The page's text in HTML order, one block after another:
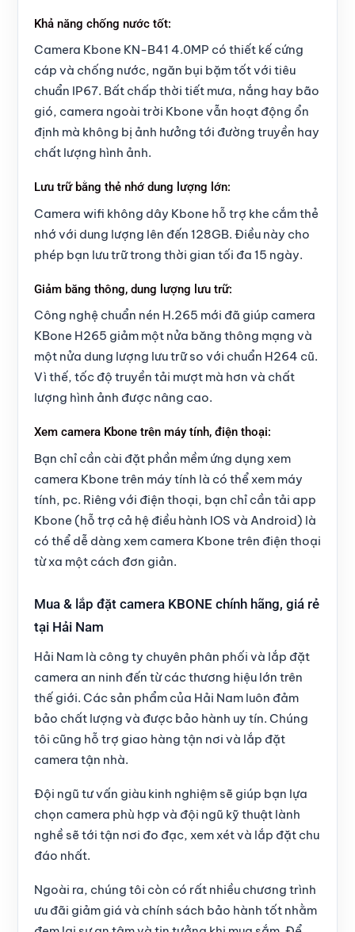
Khả năng chống nước tốt:
Camera Kbone KN-B41 4.0MP có thiết kế cứng
cáp và chống nước, ngăn bụi bặm tốt với tiêu
chuẩn IP67. Bất chấp thời tiết mưa, nắng hay bão
gió, camera ngoài trời Kbone vẫn hoạt động ổn
định mà không bị ảnh hưởng tới đường truyền hay
chất lượng hình ảnh.
Lưu trữ bằng thẻ nhớ dung lượng lớn:
Camera wifi không dây Kbone hỗ trợ khe cắm thẻ
nhớ với dung lượng lên đến 128GB. Điều này cho
phép bạn lưu trữ trong thời gian tối đa 15 ngày.
Giảm băng thông, dung lượng lưu trữ:
Công nghệ chuẩn nén H.265 mới đã giúp camera
KBone H265 giảm một nửa băng thông mạng và
một nửa dung lượng lưu trữ so với chuẩn H264 cũ.
Vì thế, tốc độ truyền tải mượt mà hơn và chất
lượng hình ảnh được nâng cao.
Xem camera Kbone trên máy tính, điện thoại:
Bạn chỉ cần cài đặt phần mềm ứng dụng xem
camera Kbone trên máy tính là có thể xem máy
tính, pc. Riêng với điện thoại, bạn chỉ cần tải app
Kbone (hỗ trợ cả hệ điều hành IOS và Android) là
có thể dễ dàng xem camera Kbone trên điện thoại
từ xa một cách đơn giản.
Mua & lắp đặt camera KBONE chính hãng, giá rẻ
tại Hải Nam
Hải Nam là công ty chuyên phân phối và lắp đặt
camera an ninh đến từ các thương hiệu lớn trên
thế giới. Các sản phẩm của Hải Nam luôn đảm
bảo chất lượng và được bảo hành uy tín. Chúng
tôi cũng hỗ trợ giao hàng tận nơi và lắp đặt
camera tận nhà.
Đội ngũ tư vấn giàu kinh nghiệm sẽ giúp bạn lựa
chọn camera phù hợp và đội ngũ kỹ thuật lành
nghề sẽ tới tận nơi đo đạc, xem xét và lắp đặt chu
đáo nhất.
Ngoài ra, chúng tôi còn có rất nhiều chương trình
ưu đãi giảm giá và chính sách bảo hành tốt nhằm